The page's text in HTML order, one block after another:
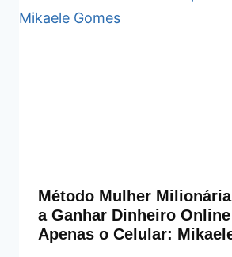
Método Mulher
a Ganhar Dinheiro
Apenas o Celular: